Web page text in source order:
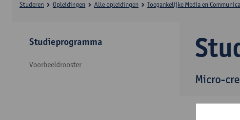
Micro-
Studeren Opleidingen Alle opleidingen Toegankelijke Media en
Studieprogramma
Voorbeeldrooster